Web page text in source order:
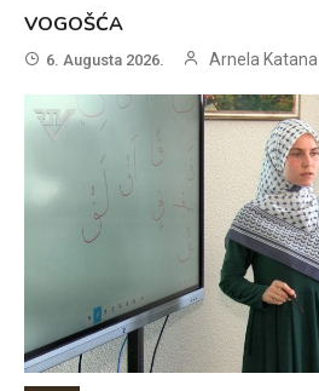
VOGOŠĆA
6. Augusta 2026. Arnela Katana